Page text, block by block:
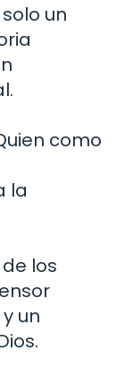
un
como
la
los
un